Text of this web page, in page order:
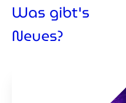
Was gibt's
Neues?